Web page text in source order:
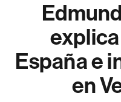
España e
en